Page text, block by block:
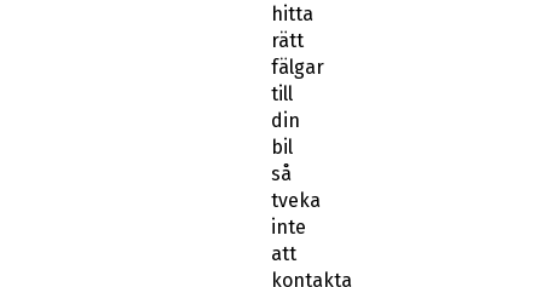
hitta
rätt
fälgar
till
din
bil
så
tveka
inte
att
kontakta